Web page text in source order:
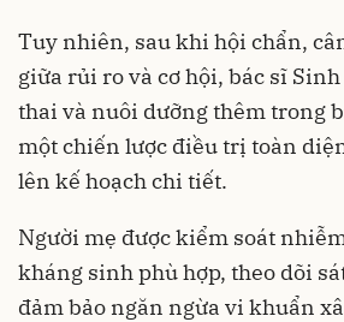
Tuy nhiên, sau khi hội chẩn,
giữa rủi ro và cơ hội, bác sĩ
thai và nuôi dưỡng thêm trong
một chiến lược điều trị toàn
lên kế hoạch chi tiết.
Người mẹ được kiểm soát
kháng sinh phù hợp, theo dõi
đảm bảo ngăn ngừa vi khuẩn